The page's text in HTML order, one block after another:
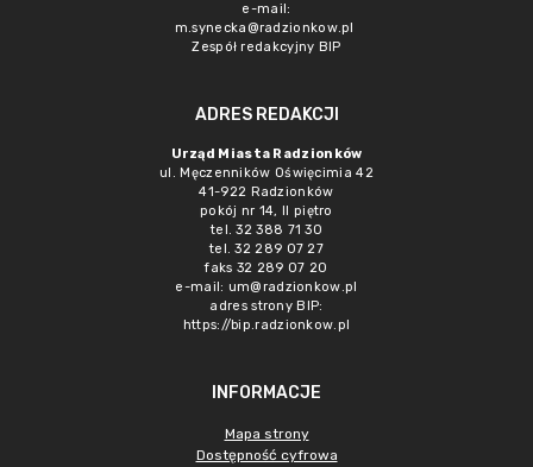
e-mail:
m.synecka@radzionkow.pl
Zespół redakcyjny BIP
ADRES REDAKCJI
Urząd Miasta Radzionków
ul. Męczenników Oświęcimia 42
41-922 Radzionków
pokój nr 14, II piętro
tel. 32 388 71 30
tel. 32 289 07 27
faks 32 289 07 20
e-mail: um@radzionkow.pl
adres strony BIP:
https://bip.radzionkow.pl
INFORMACJE
Mapa strony
Dostępność cyfrowa